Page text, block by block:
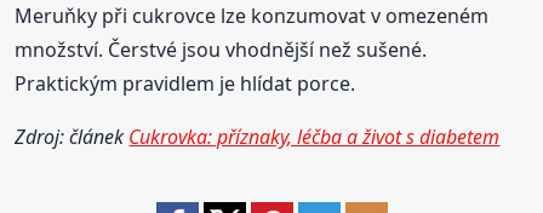
Meruňky při cukrovce lze konzumovat v omezeném
množství. Čerstvé jsou vhodnější než sušené.
Praktickým pravidlem je hlídat porce.
Zdroj: článek Cukrovka: příznaky, léčba a život s diabetem